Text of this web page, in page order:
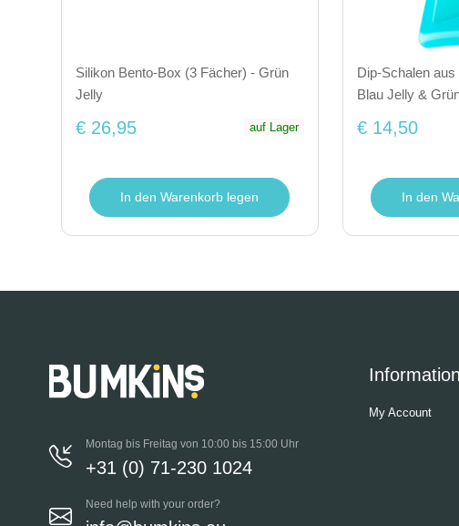
Silikon Bento-Box (3 Fächer) - Grün
Jelly
€ 26,95 auf Lager
In den Warenkorb legen
Dip-Schalen
Blau Jelly &
€ 14,50
In den
Montag bis Freitag von 10:00 bis 15:00 Uhr
+31 (0) 71-230 1024
Need help with your order?
Information
My Account